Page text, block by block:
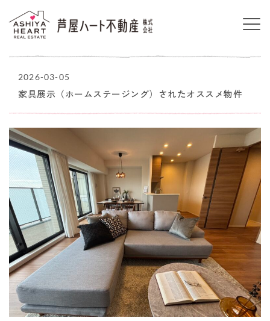
2026-03-05
家具展示（ホームステージング）されたオススメ物件